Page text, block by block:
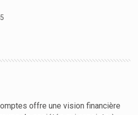
offre une vision financière